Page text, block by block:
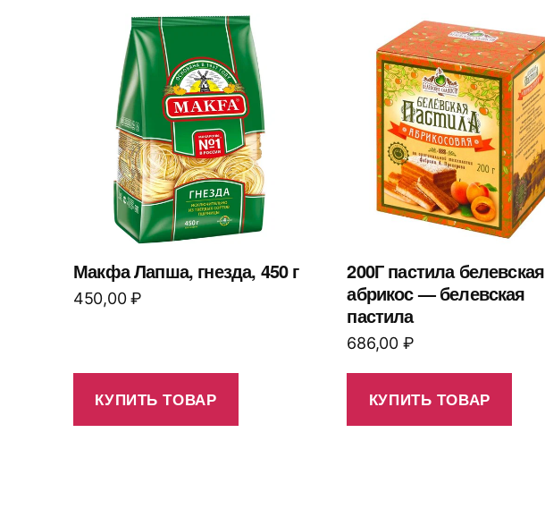
Макфа Лапша, гнезда, 450 г
450,00₽
КУПИТЬ ТОВАР
200Г пастила белевская
абрикос — белевская
пастила
686,00 ₽
КУПИТЬ ТОВАР